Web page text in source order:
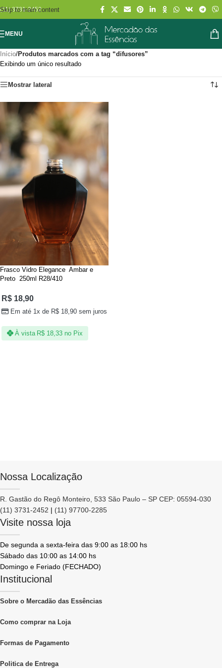
Skip to main content
(11) 3731-2452
MENU
Início/Produtos marcados com a tag “difusores”
Exibindo um único resultado
Mostrar lateral
Frasco Vidro Elegance Ambar e
Preto 250ml R28/410
R$18,90
Em até 1x de R$ 18,90 sem juros
À vista R$ 18,33 no Pix
Nossa Localização
R. Gastão do Regô Monteiro, 533 São Paulo – SP CEP: 05594-030
(11) 3731-2452 | (11) 97700-2285
Visite nossa loja
De segunda a sexta-feira das 9:00 as 18:00 hs
Sábado das 10:00 as 14:00 hs
Domingo e Feriado (FECHADO)
Institucional
Sobre o Mercadão das Essências
Como comprar na Loja
Formas de Pagamento
Politica de Entrega